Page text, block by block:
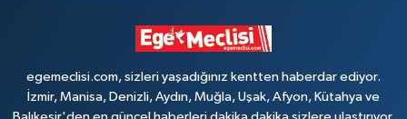
egemeclisi.com, sizleri yaşadığınız kentten haberdar ediyor.
İzmir, Manisa, Denizli, Aydın, Muğla, Uşak, Afyon, Kütahya ve